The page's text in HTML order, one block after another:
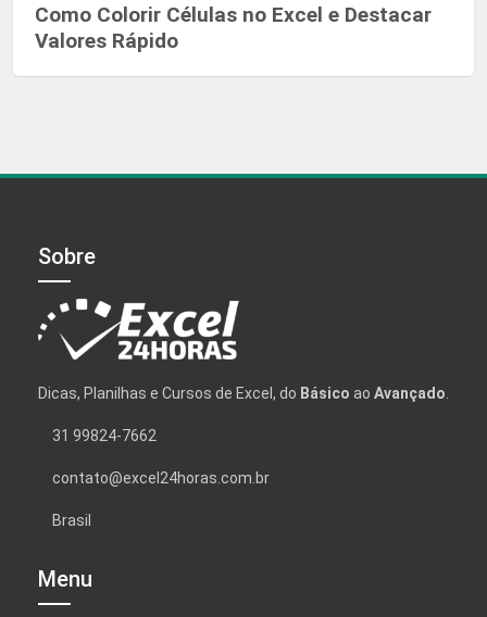
Como Colorir Células no Excel e Destacar
Valores Rápido
Sobre
Dicas, Planilhas e Cursos de Excel, do Básico ao Avançado.
31 99824-7662
contato@excel24horas.com.br
Brasil
Menu